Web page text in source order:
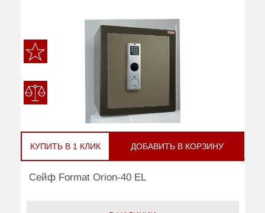
КУПИТЬ В 1 КЛИК ДОБАВИТЬ В КОРЗИНУ
Сейф Format Orion-40 EL